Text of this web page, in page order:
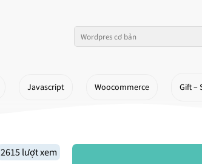
Javascript Woocommerce Gift –
2615 lượt xem